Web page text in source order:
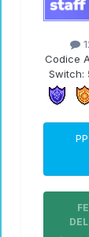
Codice
Switch:
PP